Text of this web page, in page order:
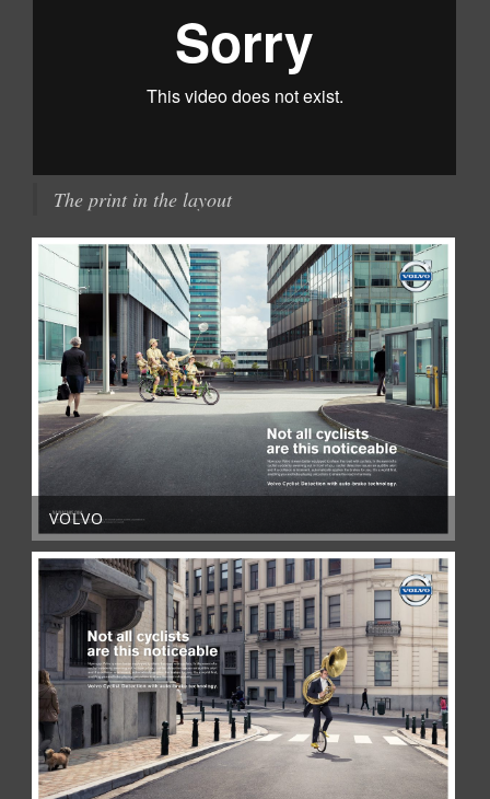
The print in the layout
VOLVO